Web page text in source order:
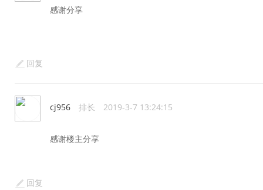
感谢分享
回复
cj956 排长 2019-3-7 13:24:15
感谢楼主分享
回复